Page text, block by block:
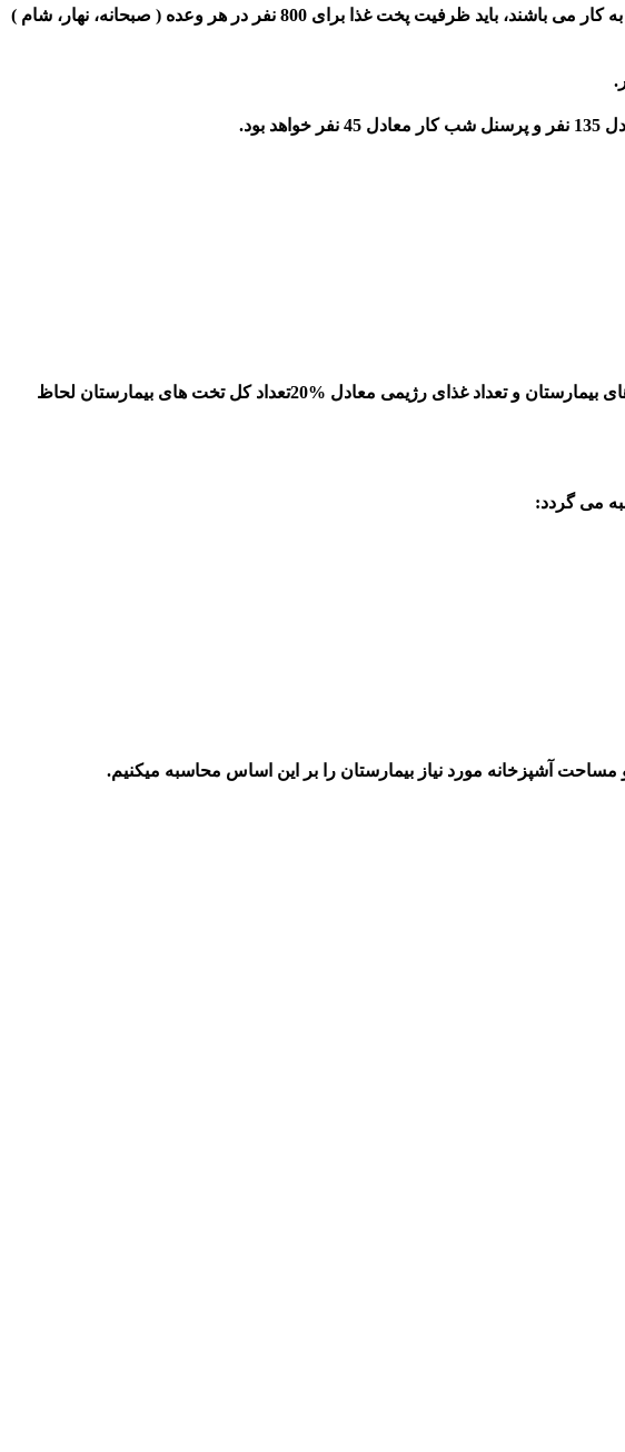
به عنوان مثال در یک کارخانه صنعتی که به صورت 3 شیفت کار می کند و در هر شیفت کاری 800 نفر پرسنل در آن شاغل به کار می باشند، باید ظرفیت پخت غذا برای 800 نفر در هر وعده ( صبحانه، نهار، شام )
معمولاً با توجه به این امکان استفاده برخی از افراد همراه بیمار از غذای بیمارستان، تعداد غذای معمولی به تعداد کل تخت های بیمارستان و تعداد غذای رژیمی معادل %20تعداد کل تخت های بیمارستان لحاظ
می گردد: